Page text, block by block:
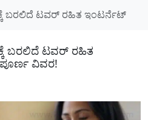
ಬರಲಿದೆ ಟವರ್ ರಹಿತ ಇಂಟರ್ನೆಟ್
ಬರಲಿದೆ ಟವರ್ ರಹಿತ
ವಿವರ!